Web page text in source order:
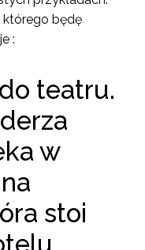
którego będę
:
teatru.
w
stoi